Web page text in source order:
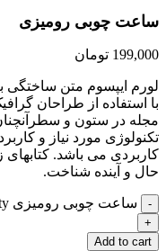
ساعت چوبی رومیزی
199,000 تومان
لورم ایپسوم متن ساختگی
با استفاده از طراحان
مجله در ستون و
تکنولوژی مورد نیاز و
کاربردی می باشد.
حال و آینده شناخت.
ساعت چوبی رومیزی quantity
Add to cart